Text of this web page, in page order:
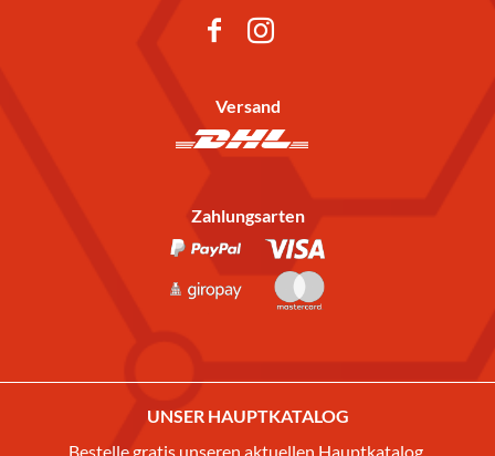
Versand
Zahlungsarten
UNSER HAUPTKATALOG
Bestelle gratis unseren aktuellen Hauptkatalog.